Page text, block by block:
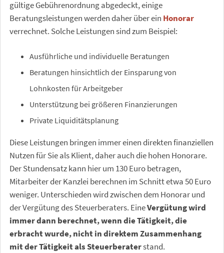
gültige Gebührenordnung abgedeckt, einige
Beratungsleistungen werden daher über ein Honorar
verrechnet. Solche Leistungen sind zum Beispiel:
Ausführliche und individuelle Beratungen
Beratungen hinsichtlich der Einsparung von
Lohnkosten für Arbeitgeber
Unterstützung bei größeren Finanzierungen
Private Liquiditätsplanung
Diese Leistungen bringen immer einen direkten finanziellen
Nutzen für Sie als Klient, daher auch die hohen Honorare.
Der Stundensatz kann hier um 130 Euro betragen,
Mitarbeiter der Kanzlei berechnen im Schnitt etwa 50 Euro
weniger. Unterschieden wird zwischen dem Honorar und
der Vergütung des Steuerberaters. EineVergütung wird
immer dann berechnet, wenn die Tätigkeit, die
erbracht wurde, nicht in direktem Zusammenhang
mit der Tätigkeit als Steuerberaterstand.